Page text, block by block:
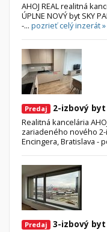
AHOJ REAL realitná
ÚPLNE NOVÝ byt SKY
-... pozrieť celý inzerát »
Predaj 2-izbový
Realitná kancelária
zariadeného nového
Encingera, Bratislava -
Predaj 3-izbový